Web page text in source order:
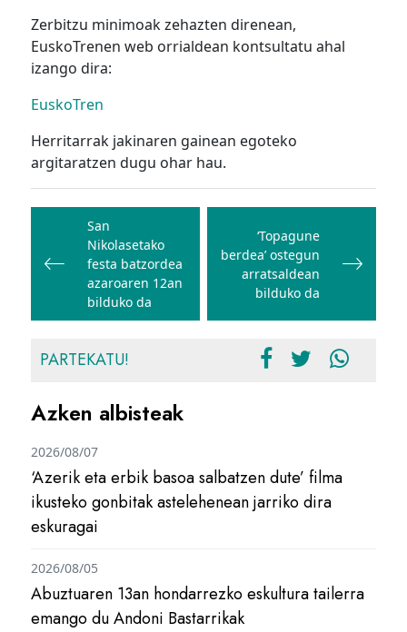
Zerbitzu minimoak zehazten direnean,
EuskoTrenen web orrialdean kontsultatu ahal
izango dira:
EuskoTren
Herritarrak jakinaren gainean egoteko
argitaratzen dugu ohar hau.
Bidalketetan
zehar
nabigatu
San
Nikolasetako
festa batzordea
azaroaren 12an
bilduko da
‘Topagune
berdea’ ostegun
arratsaldean
bilduko da
PARTEKATU!
Azken albisteak
‘Azerik eta erbik basoa salbatzen dute’ filma
ikusteko gonbitak astelehenean jarriko dira
eskuragai
2026/08/07
Abuztuaren 13an hondarrezko eskultura tailerra
emango du Andoni Bastarrikak
2026/08/05